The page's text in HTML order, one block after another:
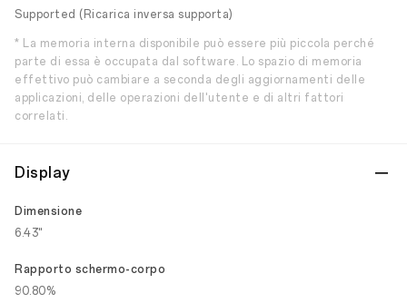
Supported (Ricarica inversa supporta)
* La memoria interna disponibile può essere più piccola perché
parte di essa è occupata dal software. Lo spazio di memoria
effettivo può cambiare a seconda degli aggiornamenti delle
applicazioni, delle operazioni dell'utente e di altri fattori
correlati.
Display
Dimensione
6.43"
Rapporto schermo-corpo
90.80%